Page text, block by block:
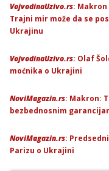
VojvodinaUzivo.rs:
Trajni mir može da se
Ukrajinu
VojvodinaUzivo.rs: Olaf
moćnika o Ukrajini
NoviMagazin.rs: Makron:
bezbednosnim
NoviMagazin.rs:
Parizu o Ukrajini